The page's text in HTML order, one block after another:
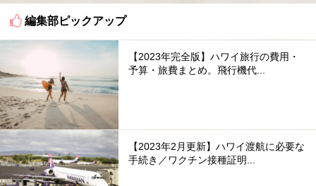
編集部ピックアップ
【2023年完全版】ハワイ旅行の費用・
予算・旅費まとめ。飛行機代...
【2023年2月更新】ハワイ渡航に必要な
手続き／ワクチン接種証明...